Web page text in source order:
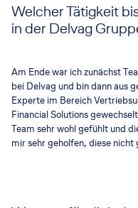
Welcher Tätigkeit
in der Delvag
Am Ende war ich zunächst
bei Delvag und bin dann aus
Experte im Bereich
Financial Solutions
Team sehr wohl gefühlt und
mir sehr geholfen, diese nicht